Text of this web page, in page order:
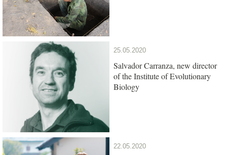
25.05.2020
Salvador Carranza, new director
of the Institute of Evolutionary
Biology
22.05.2020